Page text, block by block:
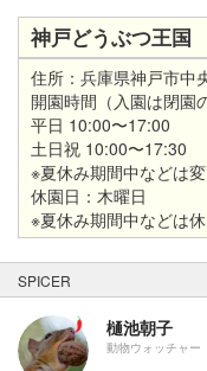
神戸どうぶつ王国
住所：兵庫県神戸市中
開園時間（入園は閉園
平日 10:00〜17:00
土日祝 10:00〜17:30
※夏休み期間中などは変
休園日：木曜日
※夏休み期間中などは休
SPICER
樋池朝子
動物ウォッチャー